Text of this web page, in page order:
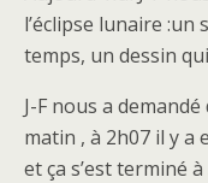
l’éclipse lunaire :un
temps, un dessin
J-F nous a
matin , à 2h07 il y a
et ça s’est terminé à